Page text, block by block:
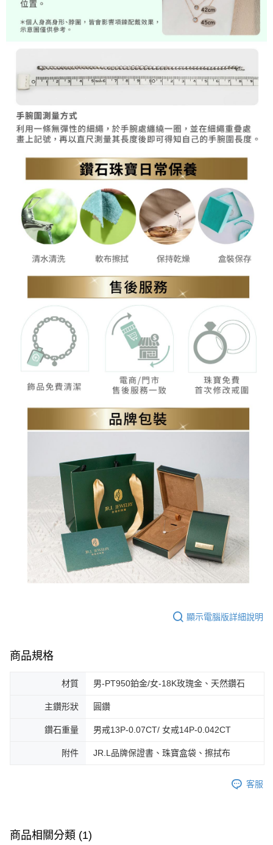
顯示電腦版詳細說明
商品規格
材質 男-PT950鉑金/女-18K玫瑰金、天然鑽石
主鑽形狀 圓鑽
鑽石重量 男戒13P-0.07CT/ 女戒14P-0.042CT
附件 JR.L品牌保證書、珠寶盒袋、擦拭布
客服
商品相關分類 (1)